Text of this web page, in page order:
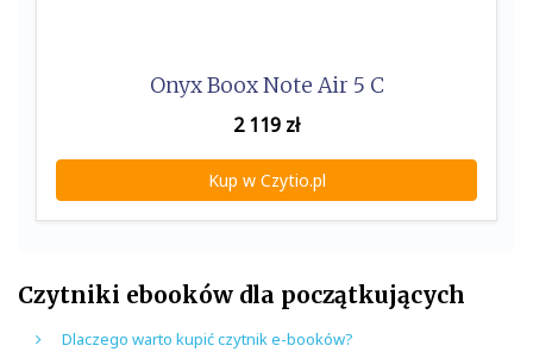
Onyx Boox Note Air 5 C
2 119 zł
Kup w Czytio.pl
Czytniki ebooków dla początkujących
Dlaczego warto kupić czytnik e-booków?